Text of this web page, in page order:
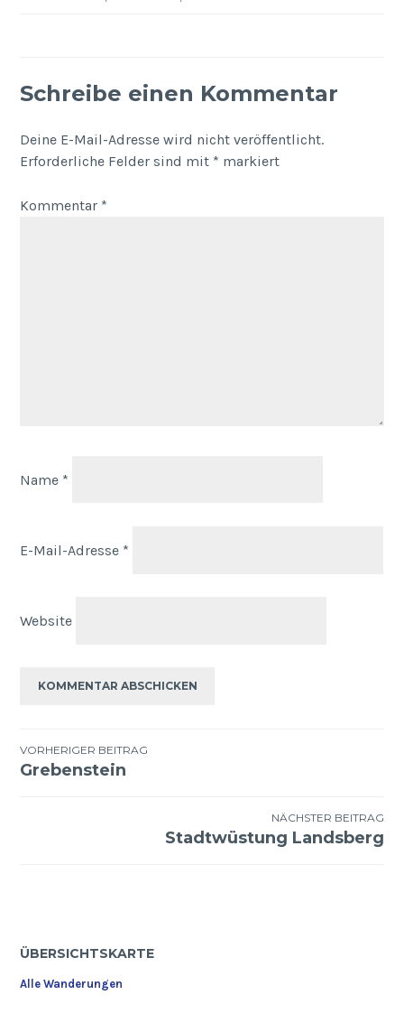
Schreibe einen Kommentar
Deine E-Mail-Adresse wird nicht veröffentlicht.
Erforderliche Felder sind mit * markiert
Kommentar *
Name *
E-Mail-Adresse *
Website
VORHERIGER BEITRAG
Grebenstein
NÄCHSTER BEITRAG
Stadtwüstung Landsberg
ÜBERSICHTSKARTE
Alle Wanderungen